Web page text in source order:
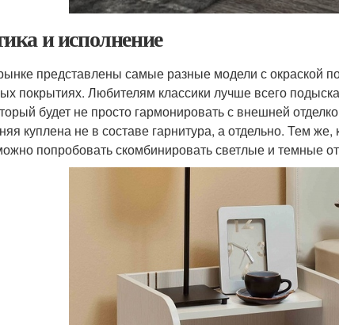
и исполнение
представлены самые разные модели с окраской
покрытиях. Любителям классики лучше всего
будет не просто гармонировать с внешней
куплена не в составе гарнитура, а отдельно. Тем
попробовать скомбинировать светлые и темные